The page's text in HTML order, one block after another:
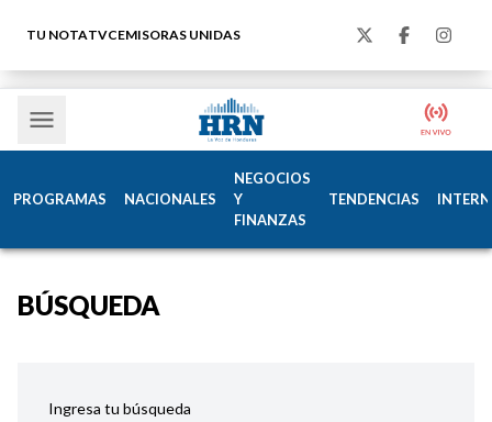
TU NOTATVCEMISORAS UNIDAS
PROGRAMAS NACIONALES
NEGOCIOS
Y
FINANZAS
TENDENCIAS
BÚSQUEDA
Ingresa tu búsqueda